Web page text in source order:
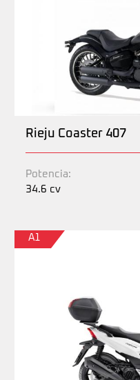
Rieju Coaster 407
Potencia:
34.6 cv
A1